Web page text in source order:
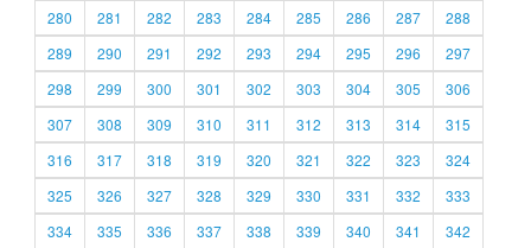
280
281 282 283 284 285 286 287
288
289
290 291 292 293 294 295 296
297
298
299 300 301 302 303 304 305
306
307
308 309 310 311 312 313 314
315
316
317 318 319 320 321 322 323
324
325
326 327 328 329 330 331 332
333
334
335 336 337 338 339 340 341 342